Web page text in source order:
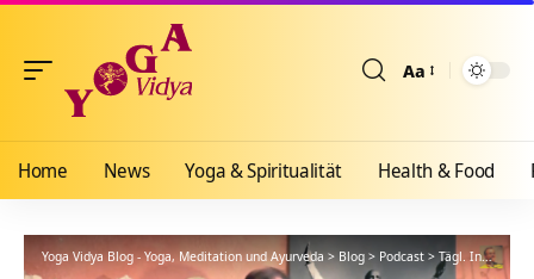
Aa
Home News Yoga & Spiritualität Health & Food
Yoga Vidya Blog - Yoga, Meditation und Ayurveda>Blog > Podcast >Tägl. Inspiration